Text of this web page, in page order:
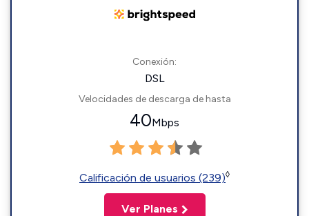
Conexión:
DSL
Velocidades de descarga de hasta
40Mbps
Calificación de usuarios (239)◊
Ver Planes